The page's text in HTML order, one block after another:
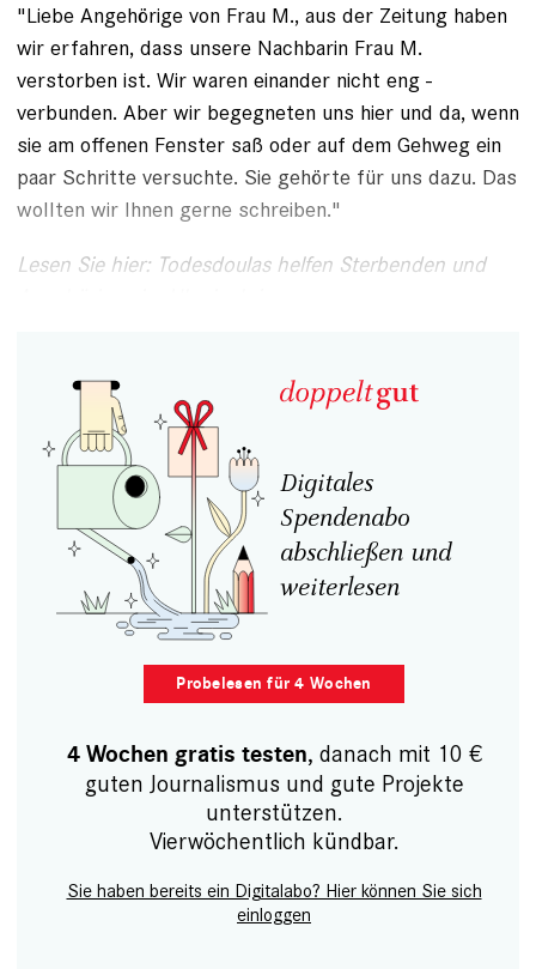
"Liebe Angehörige von Frau M., aus der Zeitung haben
wir erfahren, dass unsere Nachbarin Frau M.
verstorben ist. Wir waren einander nicht eng ­
verbunden. Aber wir begegneten uns hier und da, wenn
sie am offenen Fenster saß oder auf dem Gehweg ein
paar Schritte versuchte. Sie gehörte für uns dazu. Das
wollten wir Ihnen gerne schreiben."
Lesen Sie hier: Todesdoulas helfen Sterbenden und
Digitales
Spendenabo
abschließen und
weiterlesen
Probelesen für 4 Wochen
4 Wochen gratis testen, danach mit 10 €
guten Journalismus und gute Projekte
unterstützen.
Vierwöchentlich kündbar.
Sie haben bereits ein Digitalabo? Hier können Sie sich
einloggen